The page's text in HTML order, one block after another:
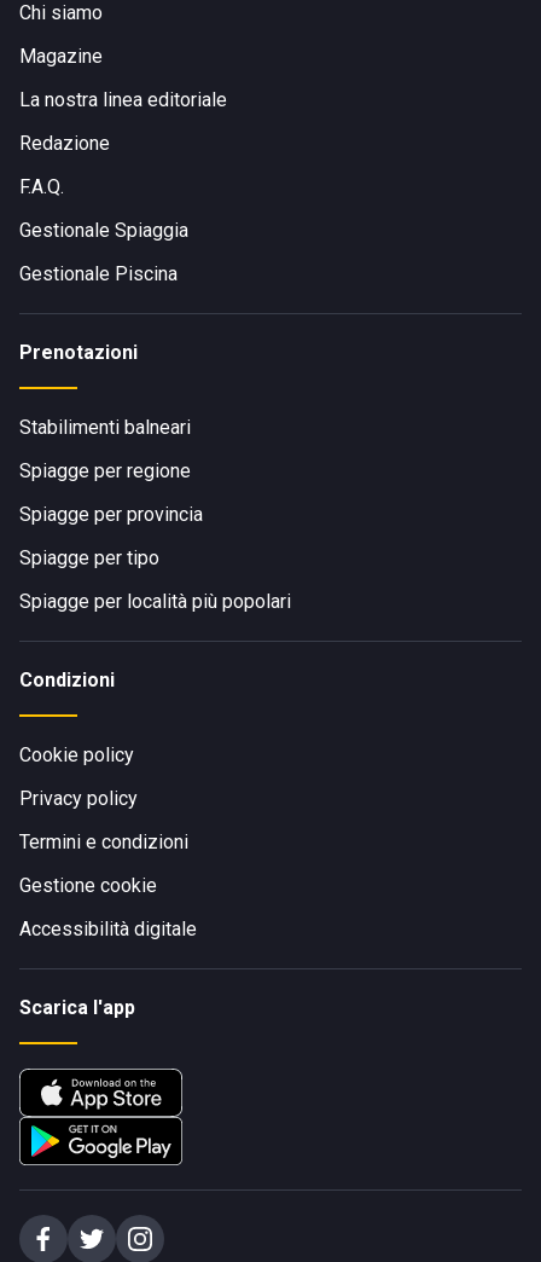
Chi siamo
Magazine
La nostra linea editoriale
Redazione
F.A.Q.
Gestionale Spiaggia
Gestionale Piscina
Prenotazioni
Stabilimenti balneari
Spiagge per regione
Spiagge per provincia
Spiagge per tipo
Spiagge per località più popolari
Condizioni
Cookie policy
Privacy policy
Termini e condizioni
Gestione cookie
Accessibilità digitale
Scarica l'app